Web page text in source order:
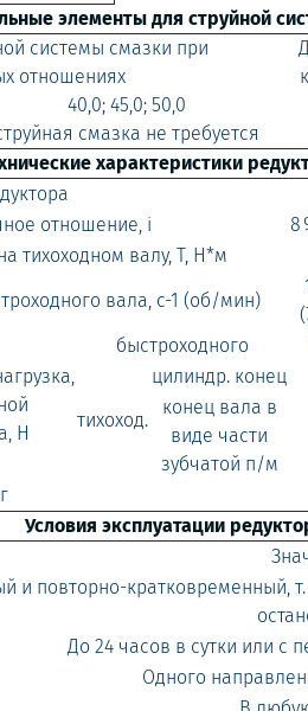
элементы для струйной
системы смазки при
отношениях
40,0; 45,0; 50,0
смазка не требуется
характеристики
отношение, i
8
тихоходном валу, Т, Н*м
вала, с-1 (об/мин)
Н
быстроходного
тихоход.
цилиндр. конец
конец вала в
виде части
зубчатой п/м
Условия эксплуатации
и повторно-кратковременный,
До 24 часов в сутки или с
Одного